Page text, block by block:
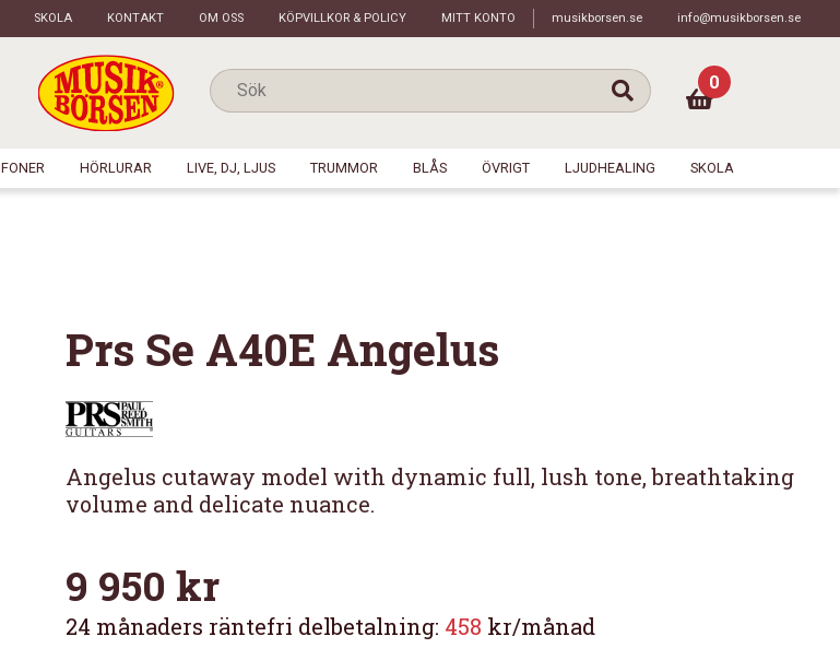
SKOLA KONTAKT OM OSS KÖPVILLKOR & POLICY MITT KONTO musikborsen.se info@musikborsen.se
0
HÖRLURAR LIVE, DJ, LJUS TRUMMOR BLÅS ÖVRIGT LJUDHEALING SKOLA
Prs Se A40E Angelus
Angelus cutaway model with dynamic full, lush tone, breathtaking
volume and delicate nuance.
9 950 kr
24 månaders räntefri delbetalning: 458 kr/månad